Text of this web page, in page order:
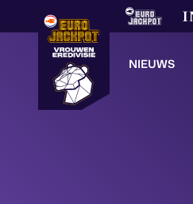
NIEUWS